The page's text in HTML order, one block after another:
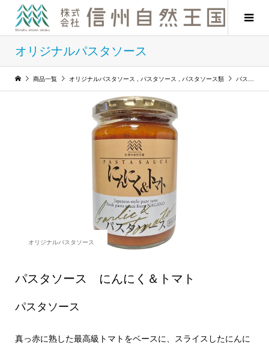
オリジナルパスタソース
商品一覧 オリジナルパスタソース パスタソース パスタソース類 パスタソース にんにく＆トマト
オリジナルパスタソース
パスタソース にんにく＆トマト
パスタソース
真っ赤に熟した最高級トマトをベースに、スライスしたにんに